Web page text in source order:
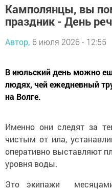
Камполянцы, вы
праздник - День
Автор, 6 июля 2026 - 12:55
В июльский день можно
людях, чей ежедневный
на Волге.
Именно они следят за
чистым от ила,
оперативно выставляют
уровня воды.
Это экипажи